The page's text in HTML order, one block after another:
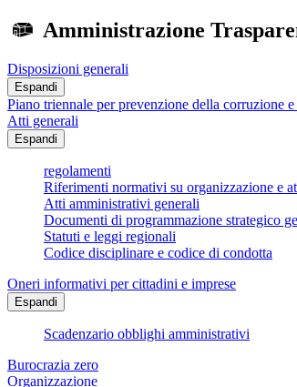
Amministrazione
Disposizioni generali
Espandi
Piano triennale per prevenzione della corruzione e
Atti generali
Espandi
regolamenti
Riferimenti normativi su organizzazione e
Atti amministrativi generali
Documenti di programmazione strategico
Statuti e leggi regionali
Codice disciplinare e codice di condotta
Oneri informativi per cittadini e imprese
Espandi
Scadenzario obblighi amministrativi
Burocrazia zero
Organizzazione